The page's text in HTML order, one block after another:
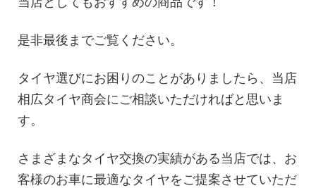
是非最後までご覧ください。
タイヤ選びにお困りのことがありましたら、当店
相広タイヤ商会にご相談いただければと思いま
す。
さまざまなタイヤ交換の実績がある当店では、お
客様のお車に最適なタイヤをご提案させていただ